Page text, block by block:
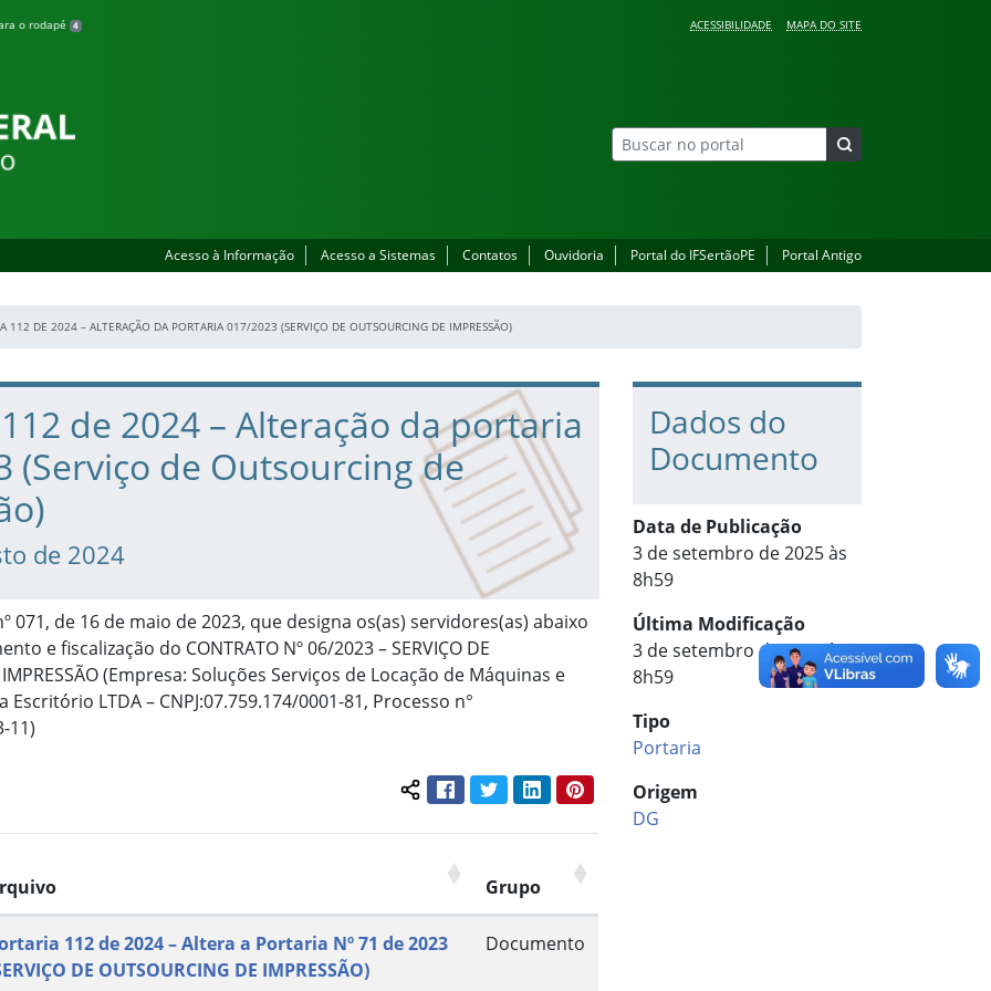
o rodapé 4 ACESSIBILIDADE MAPA DO SITE
Acesso à Informação Acesso a Sistemas Contatos Ouvidoria Portal do IFSertãoPE Portal Antigo
112 DE 2024 – ALTERAÇÃO DA PORTARIA 017/2023 (SERVIÇO DE OUTSOURCING DE IMPRESSÃO)
de 2024 – Alteração da portaria
(Serviço de Outsourcing de
de 2024
071, de 16 de maio de 2023, que designa os(as) servidores(as) abaixo
e fiscalização do CONTRATO Nº 06/2023 – SERVIÇO DE
IMPRESSÃO (Empresa: Soluções Serviços de Locação de Máquinas e
LTDA – CNPJ:07.759.174/0001-81, Processo n°
11)
Compartilhar conteúdo:
FacebookTwitterLinkedInPinterest
Grupo
112 de 2024 – Altera a Portaria Nº 71 de 2023
DE OUTSOURCING DE IMPRESSÃO)
Documento
Dados do
Documento
Data de Publicação
3 de setembro de 2025 às
8h59
Última Modificação
3 de setembro de 2025 às
8h59
Tipo
Portaria
Origem
DG